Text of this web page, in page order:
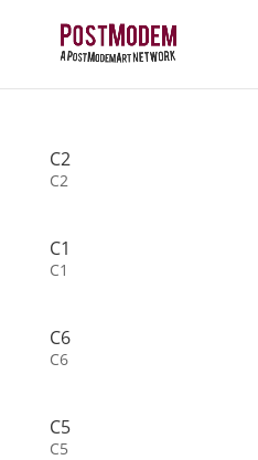
C2
C2
C1
C1
C6
C6
C5
C5